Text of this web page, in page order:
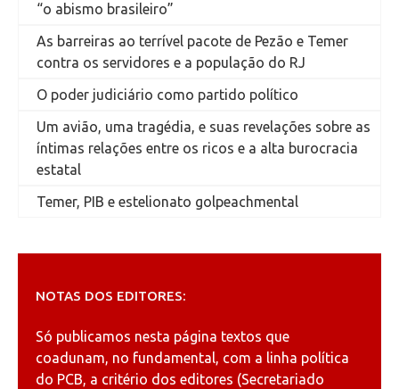
“o abismo brasileiro”
As barreiras ao terrível pacote de Pezão e Temer
contra os servidores e a população do RJ
O poder judiciário como partido político
Um avião, uma tragédia, e suas revelações sobre as
íntimas relações entre os ricos e a alta burocracia
estatal
Temer, PIB e estelionato golpeachmental
NOTAS DOS EDITORES:
Só publicamos nesta página textos que
coadunam, no fundamental, com a linha política
do PCB, a critério dos editores (Secretariado